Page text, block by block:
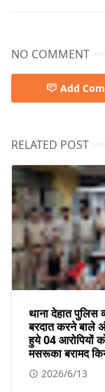
NO COMMENT
Add
RELATED POST
थाना देहात पुलिस
बरदात करने बाले
हुये 04 आरोपियों
मसरूका बरामद
2026/6/13